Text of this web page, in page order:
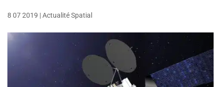
8 07 2019 |Actualité Spatial